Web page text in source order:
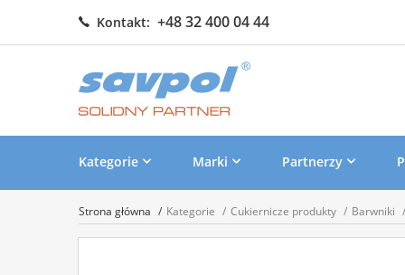
Kontakt: +48 32 400 04 44
Kategorie Marki Partnerzy
Strona główna Kategorie Cukiernicze produkty Barwniki